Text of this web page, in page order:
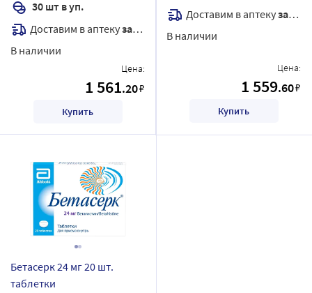
30 шт в уп.
Доставим в аптекузавтра
В наличии
Цена:
1 561.20₽
Купить
Доставим в аптекузавтра
В наличии
Цена:
1 559.60₽
Купить
Бетасерк 24 мг 20 шт.
таблетки